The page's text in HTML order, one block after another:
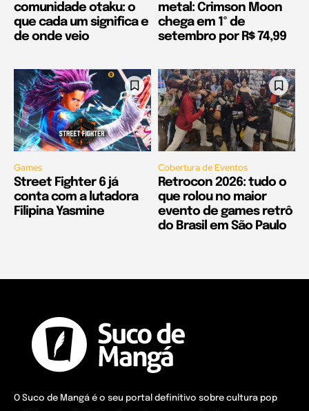
comunidade otaku: o
que cada um significa e
de onde veio
metal: Crimson Moon
chega em 1º de
setembro por R$ 74,99
Games
Street Fighter 6 já
conta com a lutadora
Filipina Yasmine
Cobertura de Eventos
Retrocon 2026: tudo o
que rolou no maior
evento de games retrô
do Brasil em São Paulo
O Suco de Mangá é o seu portal definitivo sobre cultura pop